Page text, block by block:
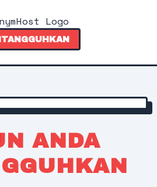
ANDA